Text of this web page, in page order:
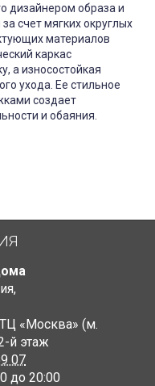
дизайнером образа и
счет мягких округлых
материалов
каркас
а износостойкая
ухода. Ее стильное
создает
и обаяния.
,
«Москва» (м.
й этаж
07
до 20:00